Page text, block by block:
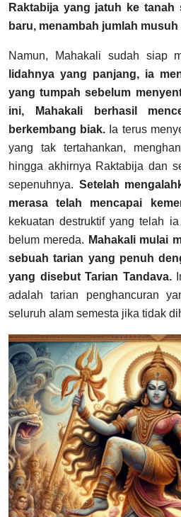
Raktabija yang jatuh ke tanah
baru, menambah jumlah
Namun, Mahakali sudah siap
lidahnya yang panjang, ia
yang tumpah sebelum
ini, Mahakali berhasil
berkembang biak. Ia terus
yang tak tertahankan,
hingga akhirnya Raktabija dan
sepenuhnya. Setelah
merasa telah mencapai
kekuatan destruktif yang telah
belum mereda. Mahakali mulai
sebuah tarian yang penuh
yang disebut Tarian Tandava.
adalah tarian penghancuran
seluruh alam semesta jika tidak